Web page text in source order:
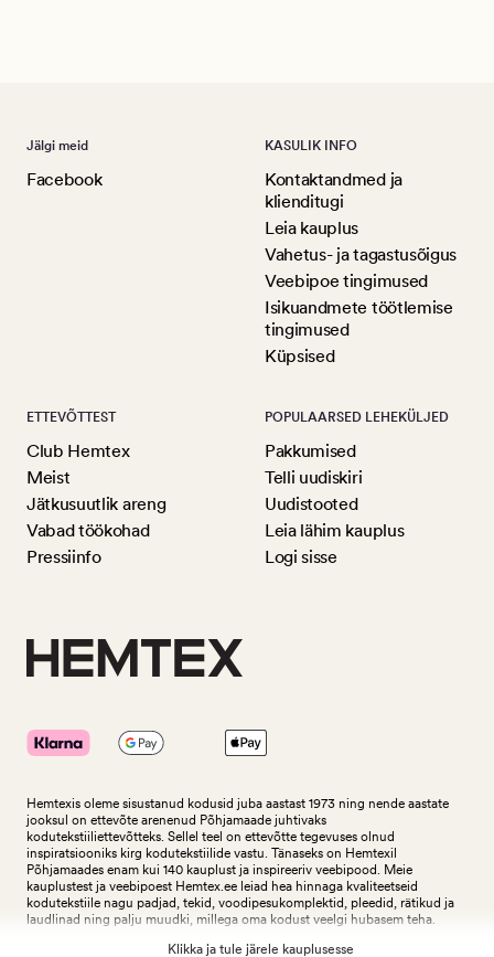
Klikka ja tule järele kauplusesse
Jälgi meid
Facebook
KASULIK INFO
Kontaktandmed ja
klienditugi
Leia kauplus
Vahetus- ja tagastusõigus
Veebipoe tingimused
Isikuandmete töötlemise
tingimused
Küpsised
ETTEVÕTTEST
Club Hemtex
Meist
Jätkusuutlik areng
Vabad töökohad
Pressiinfo
POPULAARSED LEHEKÜLJED
Pakkumised
Telli uudiskiri
Uudistooted
Leia lähim kauplus
Logi sisse
Hemtexis oleme sisustanud kodusid juba aastast 1973 ning nende aastate
jooksul on ettevõte arenenud Põhjamaade juhtivaks
kodutekstiiliettevõtteks. Sellel teel on ettevõtte tegevuses olnud
inspiratsiooniks kirg kodutekstiilide vastu. Tänaseks on Hemtexil
Põhjamaades enam kui 140 kauplust ja inspireeriv veebipood. Meie
kauplustest ja veebipoest Hemtex.ee leiad hea hinnaga kvaliteetseid
kodutekstiile nagu padjad, tekid, voodipesukomplektid, pleedid, rätikud ja
laudlinad ning palju muudki, millega oma kodust veelgi hubasem teha.